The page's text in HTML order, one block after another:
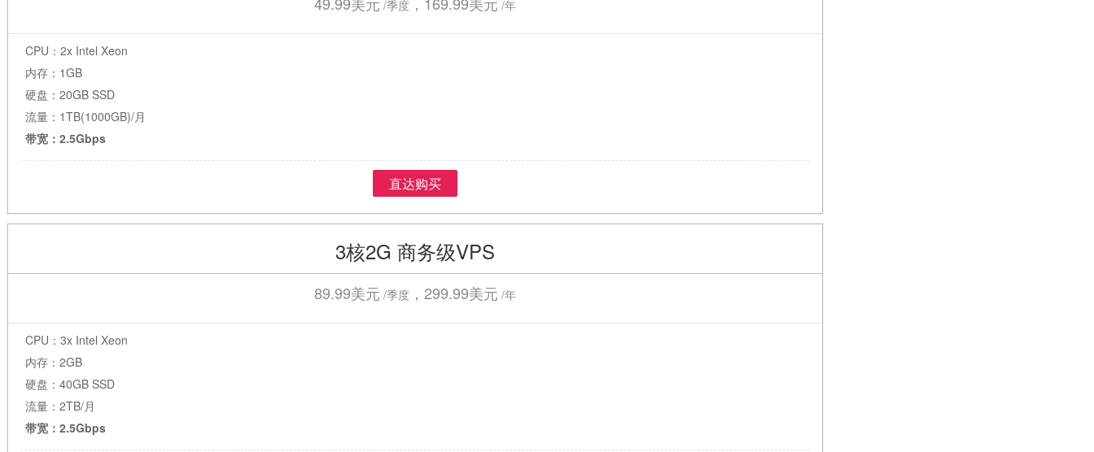
/季度 /年
CPU：2x Intel Xeon
内存：1GB
硬盘：20GB SSD
流量：1TB(1000GB)/月
带宽：2.5Gbps
直达购买
3核2G 商务级VPS
89.99美元 /季度 ，299.99美元 /年
CPU：3x Intel Xeon
内存：2GB
硬盘：40GB SSD
流量：2TB/月
带宽：2.5Gbps